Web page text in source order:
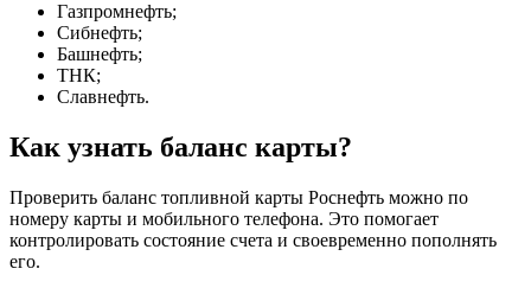
Газпромнефть;
Сибнефть;
Башнефть;
ТНК;
Славнефть.
Как узнать баланс карты?
Проверить баланс топливной карты Роснефть можно по
номеру карты и мобильного телефона. Это помогает
контролировать состояние счета и своевременно пополнять
его.